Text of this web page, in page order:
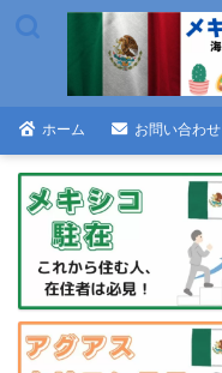
ホーム お問い合わせ